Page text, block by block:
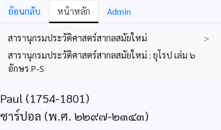
ย้อนกลับ หน้าหลัก Admin
สารานุกรมประวัติศาสตร์สากลสมัยใหม่
>
สารานุกรมประวัติศาสตร์สากลสมัยใหม่ : ยุโรป เล่ม ๖
อักษร P-S
Paul (1754-1801)
ซาร์ปอล (พ.ศ. ๒๒๙๗-๒๓๔๓)